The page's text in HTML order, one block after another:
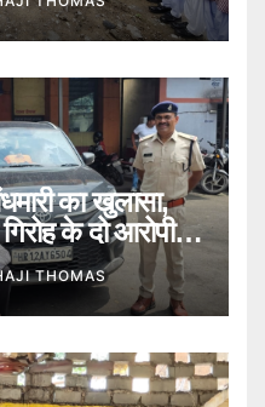
का खुलासा,
के दो आरोपी
THOMAS